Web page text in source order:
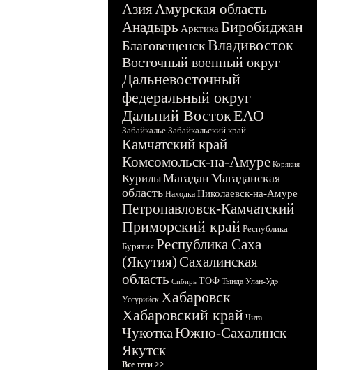
АзияАмурская область
Анадырь Арктика Биробиджан
БлаговещенскВладивосток
Восточный военный округ
Дальневосточный
федеральный округ
Дальний ВостокЕАО
Забайкалье Забайкальский край
Камчатский край
Комсомольск-на-Амуре Корякия
КурилыМагадан Магаданская
область Находка Николаевск-на-Амуре
Петропавловск-Камчатский
Приморский край Республика
Бурятия Республика Саха
(Якутия)Сахалинская
область Сибирь ТОФ Тында Улан-Удэ
Уссурийск Хабаровск
Хабаровский край Чита
ЧукоткаЮжно-Сахалинск
Якутск
Все теги >>